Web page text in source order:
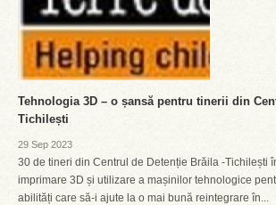
Tehnologia 3D – o șansă pentru tinerii din
Tichilești
29 Sep 2023
30 de tineri din Centrul de Detenție Brăila -Tichilești
imprimare 3D și utilizare a mașinilor tehnologice
abilități care să-i ajute la o mai bună reintegrare în...